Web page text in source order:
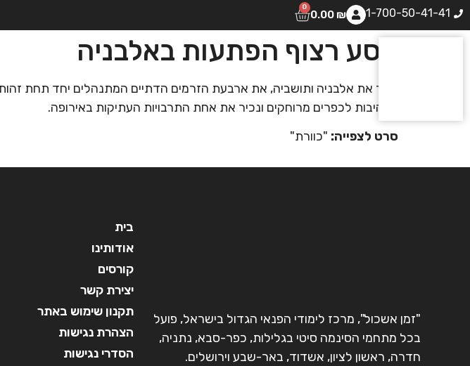
1-700-50-41-41
0.00 ₪
0
מסע רצוף הפתעות באלבניה
נכיר את אלבניה ותושביה, את ארבעת הזרמים הדתיים המתנהלים יחד תחת
מרהיבות לכפרים מרוחקים ונכיר את אחת התרבויות העתיקות באירופה.
סרט לצפייה: "כוורת"
"זמן אשכול", מרכז לימודי הפנאי הגדול בישראל, פועל
בכל מתחמי הסינמה סיטי בגלילות, כפר-סבא, נתניה,
חדרה, ראשון לציון, אשדוד, באר-שבע וירושלים.
בית
אודותינו
קורסים
יצירת קשר
תקנון שימוש באתר
הצהרת נגישות
הסדרי נגישות